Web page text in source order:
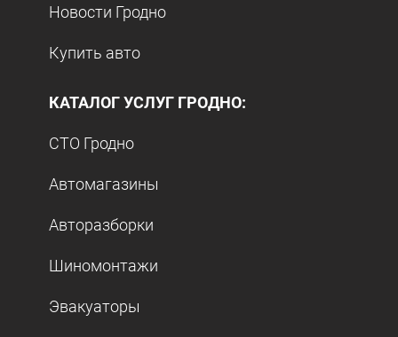
Новости Гродно
Купить авто
КАТАЛОГ УСЛУГ ГРОДНО:
СТО Гродно
Автомагазины
Авторазборки
Шиномонтажи
Эвакуаторы